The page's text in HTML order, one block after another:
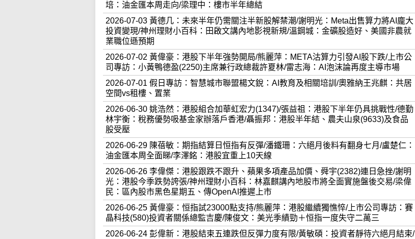
培：油金匯本周走向/梁理中：樓市半年總結
2026-07-03 黃德几：未來半年仍需關注半新股解禁潮/謝明光：Meta出售算力將AI龐大
投資變現/神州理財小百科：田啟文講內地影視新規/溫鋼城：金礦股造好、美國非農就
業職位遜預期
2026-07-02 黃偉豪：港股下半年強勢開局/熊麗萍：META沽算力引發AI股下跌/上市公
司專訪：小黃鴨德盈(2250)主席兼行政總裁許夏林/雷志海：AI泡沫論再度主導市場
2026-07-01 假日專訪：智慧城市聯盟楊文銳：AI教育及相關培訓/奧雅納王兆麒：共居
空間vs租樓、置業
2026-06-30 姚浩然：港股組合加華虹宏力(1347)/張益祖：港股下半年仍具挑戰性/德勤
林宇衡：稅務優勢吸基金家辦落戶香港/聶振邦：港股半年結、農夫山泉(9633)及食品
股受壓
2026-06-29 陳蓓敏：期指結算日恒指有反彈/潘鐵珊：六絕月後料有翻身七月/盧楚仁：
油金匯本周全面睇/李澤銘：港股宜重上10天線
2026-06-26 李偉傑：港股跟跌不跟升、蘋果多項產品加價、舜宇(2382)連日急挫/謝明
光：港股今季跌勢誇張/神州理財小百科：林嘉麒講內地股市將全面實施盤後交易/梁偉
民：區內股市黑色星期五、傳OpenAI推遲上市
2026-06-25 黃偉豪：恒指試23000點支持/熊麗萍：港股繼續獨憔悴/上市公司專訪：賽
晶科技(580)投資者關係總監吉慶/陳俊文：美光季績勁＋恒指一度失守二萬三
2026-06-24 彭偉新：港股結束五連跌但反彈力度有限/黃敏碩：投資者靜待六絕月結束/